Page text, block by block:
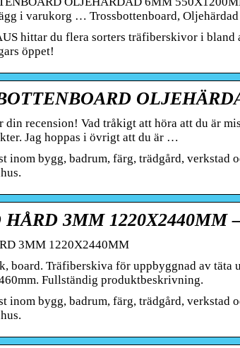
i varukorg … Trossbottenboard, Oljehärdad
hittar du flera sorters träfiberskivor i bland
öppet!
din recension! Vad tråkigt att höra att du är
Jag hoppas i övrigt att du är …
inom bygg, badrum, färg, trädgård, verkstad
HÅRD 3MM 1220X2440MM
3MM 1220X2440MM
board. Träfiberskiva för uppbyggnad av täta
Fullständig produktbeskrivning.
inom bygg, badrum, färg, trädgård, verkstad